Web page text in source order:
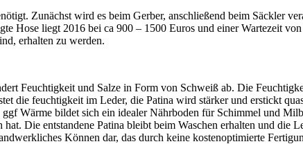
Zunächst wird es beim Gerber, anschließend beim Säckler
Hose liegt 2016 bei ca 900 – 1500 Euros und einer Wartezeit
erhalten zu werden.
Feuchtigkeit und Salze in Form von Schweiß ab. Die
die feuchtigkeit im Leder, die Patina wird stärker und erstickt
Wärme bildet sich ein idealer Nährboden für Schimmel und
Die entstandene Patina bleibt beim Waschen erhalten und die
Können dar, das durch keine kostenoptimierte